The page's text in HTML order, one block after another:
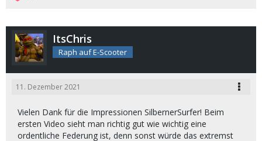
ItsChris
Raph auf E-Scooter
11. Dezember 2021
Vielen Dank für die Impressionen SilbernerSurfer! Beim
ersten Video sieht man richtig gut wie wichtig eine
ordentliche Federung ist, denn sonst würde das extremst